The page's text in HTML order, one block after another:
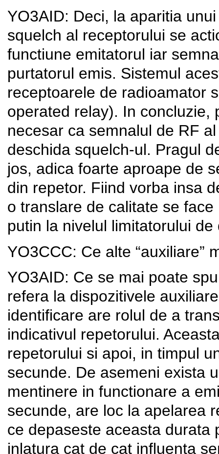
YO3AID: Deci, la aparitia
squelch al receptorului se
functiune emitatorul iar
purtatorul emis. Sistemul
receptoarele de radioamator
operated relay). In concluzie,
necesar ca semnalul de RF
deschida squelch-ul. Pragul
jos, adica foarte aproape de
din repetor. Fiind vorba insa
o translare de calitate se
putin la nivelul limitatorului de
YO3CCC: Ce alte “auxiliare”
YO3AID: Ce se mai poate
refera la dispozitivele
identificare are rolul de a
indicativul repetorului.
repetorului si apoi, in timpul
secunde. De asemeni exista
mentinere in functionare a
secunde, are loc la apelarea
ce depaseste aceasta durata
inlatura cat de cat influenta